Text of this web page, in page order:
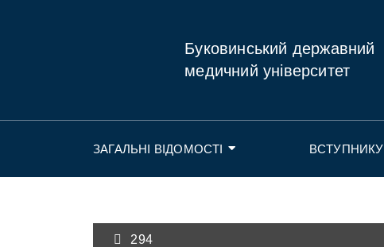
Буковинський державний
медичний університет
ЗАГАЛЬНІ ВІДОМОСТІ ВСТУПНИКУ
294